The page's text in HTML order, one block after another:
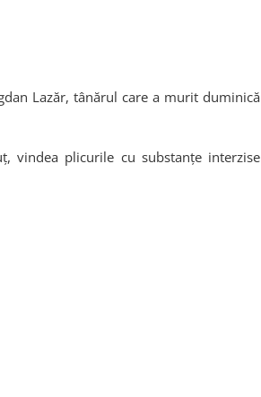
Lazăr, tânărul care a murit duminică
vindea plicurile cu substanțe interzise